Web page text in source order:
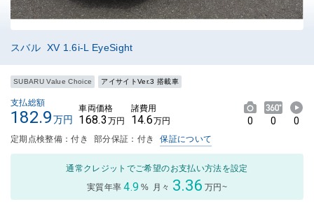
スバル XV 1.6i-L EyeSight
SUBARU Value Choice アイサイトVer.3 搭載車
支払総額
182.9万円
車両価格
168.3 万円
諸費用
14.6万円 0 0 0
定期点検整備：付き 部分保証：付き 保証について
通常クレジットでご希望のお支払い方法を設定
実質年率 4.9 % 月々 3.36 万円~